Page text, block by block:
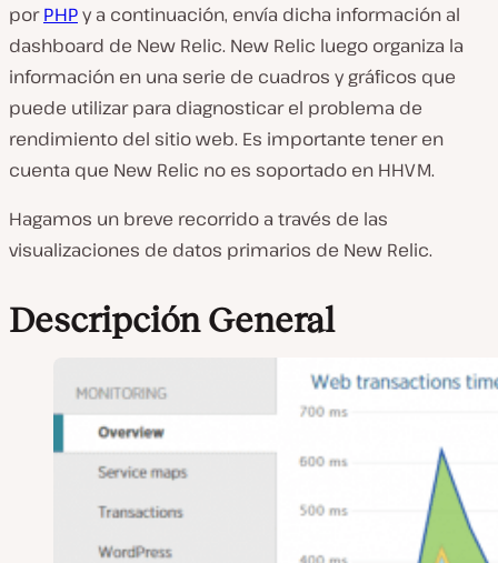
porPHPy a continuación, envía dicha información al
dashboard de New Relic. New Relic luego organiza la
información en una serie de cuadros y gráficos que
puede utilizar para diagnosticar el problema de
rendimiento del sitio web. Es importante tener en
cuenta que New Relic no es soportado en HHVM.
Hagamos un breve recorrido a través de las
visualizaciones de datos primarios de New Relic.
Descripción General